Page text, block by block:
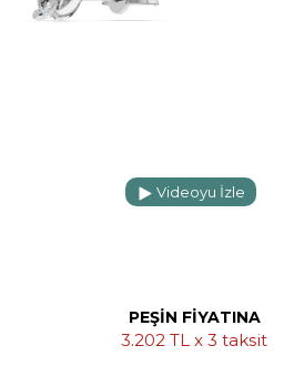
Videoyu İzle
PEŞİN FİYATINA
3.202 TL x 3 taksit